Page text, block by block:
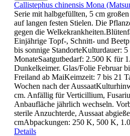
Callistephus chinensis Mona
Serie mit halbgefüllten, 5 cm
auf langen festen Stielen. Die
gegen die
Einjährige Topf-, Schnitt- und
bis sonnige StandorteKulturdauer: 5
MonateSaatgutbedarf: 2.500 K für
Dunkelkeimer. Glas/Folie Februar
Freiland ab MaiKeimzeit: 7 bis 21
Wochen nach der
cm. Anfällig für Verticillium,
Anbaufläche jährlich wechseln.
sterile Anzuchterde, Aussaat
cmAbpackungen: 250 K, 500 K,
Details